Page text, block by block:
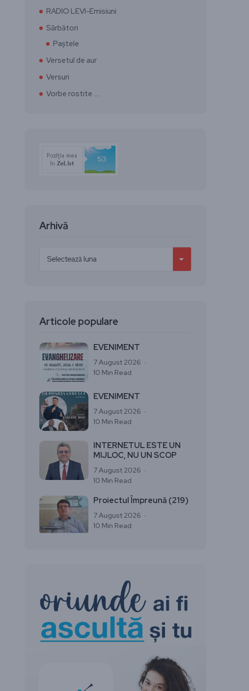
RADIO LEVI-Emisiuni
Sărbători
Paștele
Versetul de aur
Versuri
Vorbe rostite ….
Arhivă
Articole populare
EVENIMENT
7 August 2026
10 Min Read
EVENIMENT
7 August 2026
10 Min Read
INTERNETUL ESTE UN
MIJLOC, NU UN SCOP
7 August 2026
10 Min Read
Proiectul Împreună (219)
7 August 2026
10 Min Read